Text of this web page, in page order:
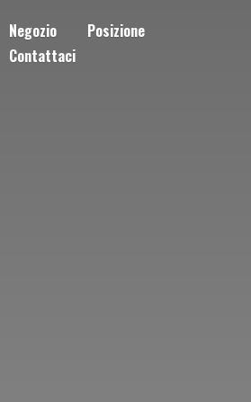
Negozio
Posizione
Contattaci